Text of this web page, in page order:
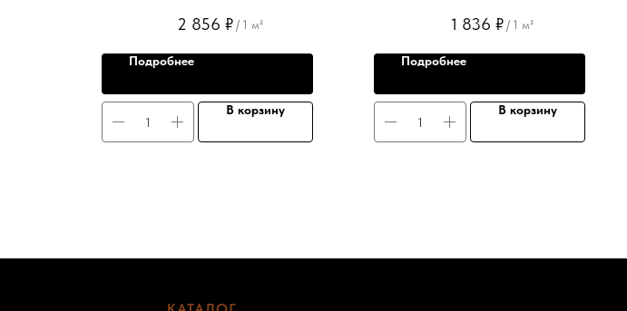
2 856 ₽/ 1 м²
Подробнее
В корзину
1 836 ₽/ 1 м²
Подробнее
В корзину